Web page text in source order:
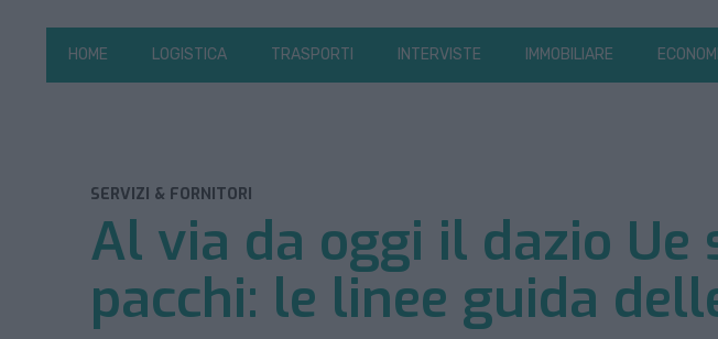
HOME LOGISTICA TRASPORTI INTERVISTE IMMOBILIARE
SERVIZI & FORNITORI
Al via da oggi il dazio Ue
pacchi: le linee guida